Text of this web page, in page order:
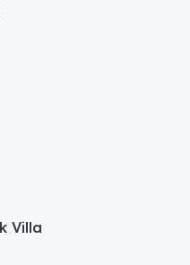
bulunur; toplam yatak
yatak, özel ebeveyn
odasında 1 çift kişilik
2 tek kişilik yatak yer
mevcuttur.
tiptedir; uzunluğu 10
Villa